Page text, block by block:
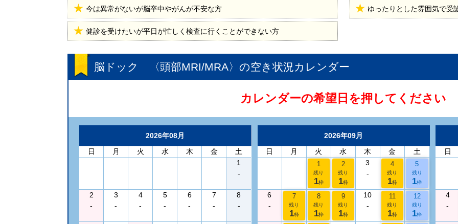
今は異常がないが脳卒中やがんが不安な方 ゆったりとした雰囲気で受
健診を受けたいが平日が忙しく検査に行くことができない方
脳ドック 〈頭部MRI/MRA〉 の空き状況カレンダー
カレンダーの希望日を押してください
2026年08月
日
月 火 水 木 金
土
1
-
2
-
3
-
4
-
5
-
6
-
7
-
8
-
2026年09月
日
月 火 水 木 金 土
1
残り
1枠
2
残り
1枠
3
-
4
残り
1枠
5
残り
1枠
6
-
7
残り
1枠
8
残り
1枠
9
残り
1枠
10
-
11
残り
1枠
12
残り
1枠
日
4
-